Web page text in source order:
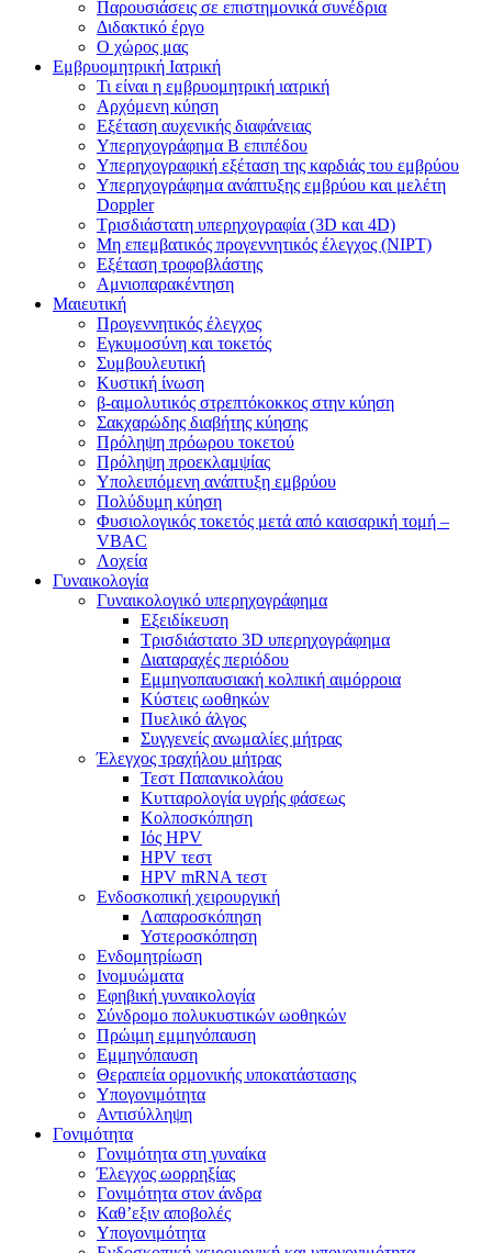
Παρουσιάσεις σε επιστημονικά συνέδρια
Διδακτικό έργο
Ο χώρος μας
Εμβρυομητρική Ιατρική
Τι είναι η εμβρυομητρική ιατρική
Αρχόμενη κύηση
Εξέταση αυχενικής διαφάνειας
Υπερηχογράφημα Β επιπέδου
Υπερηχογραφική εξέταση της καρδιάς του εμβρύου
Υπερηχογράφημα ανάπτυξης εμβρύου και μελέτη
Doppler
Τρισδιάστατη υπερηχογραφία (3D και 4D)
Μη επεμβατικός προγεννητικός έλεγχος (NIPT)
Εξέταση τροφοβλάστης
Αμνιοπαρακέντηση
Μαιευτική
Προγεννητικός έλεγχος
Εγκυμοσύνη και τοκετός
Συμβουλευτική
Κυστική ίνωση
β-αιμολυτικός στρεπτόκοκκος στην κύηση
Σακχαρώδης διαβήτης κύησης
Πρόληψη πρόωρου τοκετού
Πρόληψη προεκλαμψίας
Υπολειπόμενη ανάπτυξη εμβρύου
Πολύδυμη κύηση
Φυσιολογικός τοκετός μετά από καισαρική τομή –
VBAC
Λοχεία
Γυναικολογία
Γυναικολογικό υπερηχογράφημα
Εξειδίκευση
Τρισδιάστατο 3D υπερηχογράφημα
Διαταραχές περιόδου
Εμμηνοπαυσιακή κολπική αιμόρροια
Κύστεις ωοθηκών
Πυελικό άλγος
Συγγενείς ανωμαλίες μήτρας
Έλεγχος τραχήλου μήτρας
Τεστ Παπανικολάου
Κυτταρολογία υγρής φάσεως
Κολποσκόπηση
Ιός HPV
HPV τεστ
HPV mRNA τεστ
Ενδοσκοπική χειρουργική
Λαπαροσκόπηση
Υστεροσκόπηση
Ενδομητρίωση
Ινομυώματα
Εφηβική γυναικολογία
Σύνδρομο πολυκυστικών ωοθηκών
Πρώιμη εμμηνόπαυση
Εμμηνόπαυση
Θεραπεία ορμονικής υποκατάστασης
Υπογονιμότητα
Αντισύλληψη
Γονιμότητα
Γονιμότητα στη γυναίκα
Έλεγχος ωορρηξίας
Γονιμότητα στον άνδρα
Καθ’εξιν αποβολές
Υπογονιμότητα